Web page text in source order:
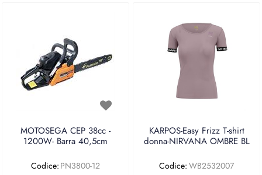
MOTOSEGA CEP 38cc -
1200W- Barra 40,5cm
Codice: PN3800-12
KARPOS-Easy Frizz T-shirt
donna-NIRVANA OMBRE BL
Codice: WB2532007